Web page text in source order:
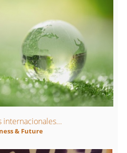
internacionales...
& Future